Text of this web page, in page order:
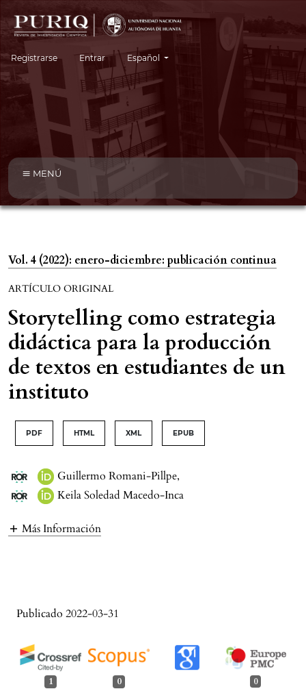
Registrarse Entrar Cambiar el idioma. El idioma actual es:
Español
MENÚ
Vol. 4 (2022): enero-diciembre: publicación continua
ARTÍCULO ORIGINAL
Storytelling como estrategia
didáctica para la producción
de textos en estudiantes de un
instituto
PDF HTML XML EPUB
Guillermo Romani-Pillpe,
Keila Soledad Macedo-Inca
Más Información
Publicado 2022-03-31
1 0 0